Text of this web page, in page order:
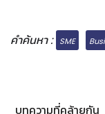
คำค้นหา : SME
บทความที่คล้ายกัน